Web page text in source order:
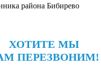
ХОТИТЕ МЫ
ПЕРЕЗВОНИМ!